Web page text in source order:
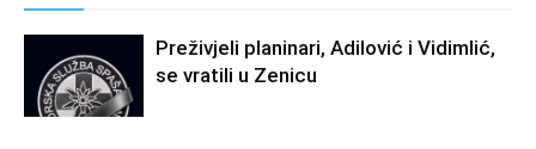
Preživjeli planinari, Adilović i Vidimlić,
se vratili u Zenicu